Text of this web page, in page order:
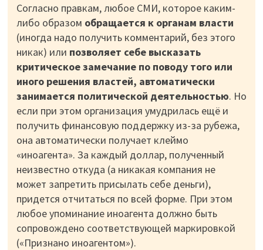
Согласно правкам, любое СМИ, которое каким-
либо образом обращается к органам власти
(иногда надо получить комментарий, без этого
никак) или позволяет себе высказать
критическое замечание по поводу того или
иного решения властей, автоматически
занимается политической деятельностью. Но
если при этом организация умудрилась ещё и
получить финансовую поддержку из-за рубежа,
она автоматически получает клеймо
«иноагента». За каждый доллар, полученный
неизвестно откуда (а никакая компания не
может запретить присылать себе деньги),
придется отчитаться по всей форме. При этом
любое упоминание иноагента должно быть
сопровождено соответствующей маркировкой
(«Признано иноагентом»).